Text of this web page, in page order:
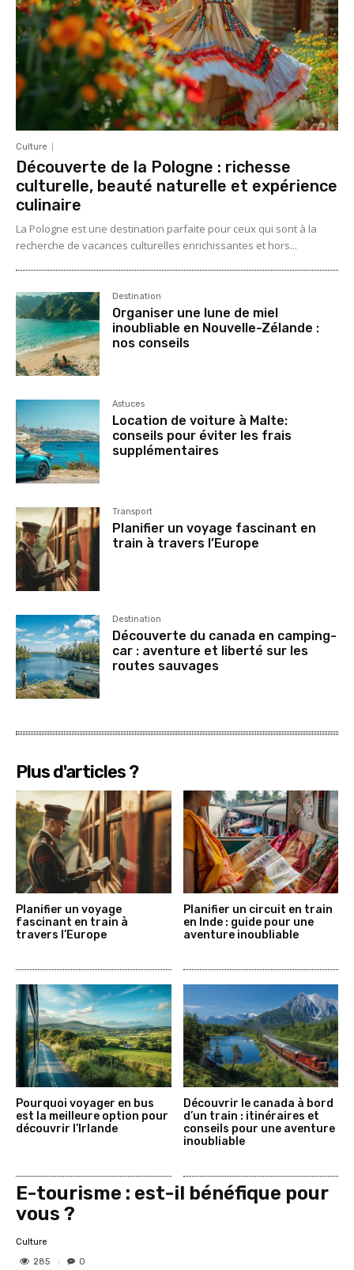
Culture
Découverte de la Pologne : richesse
culturelle, beauté naturelle et expérience
culinaire
La Pologne est une destination parfaite pour ceux qui sont à la
recherche de vacances culturelles enrichissantes et hors...
Destination
Organiser une lune de miel
inoubliable en Nouvelle-Zélande :
nos conseils
Astuces
Location de voiture à Malte:
conseils pour éviter les frais
supplémentaires
Transport
Planifier un voyage fascinant en
train à travers l’Europe
Destination
Découverte du canada en camping-
car : aventure et liberté sur les
routes sauvages
Plus d'articles ?
Planifier un voyage
fascinant en train à
travers l’Europe
Planifier un circuit en train
en Inde : guide pour une
aventure inoubliable
Pourquoi voyager en bus
est la meilleure option pour
découvrir l’Irlande
Découvrir le canada à bord
d’un train : itinéraires et
conseils pour une aventure
inoubliable